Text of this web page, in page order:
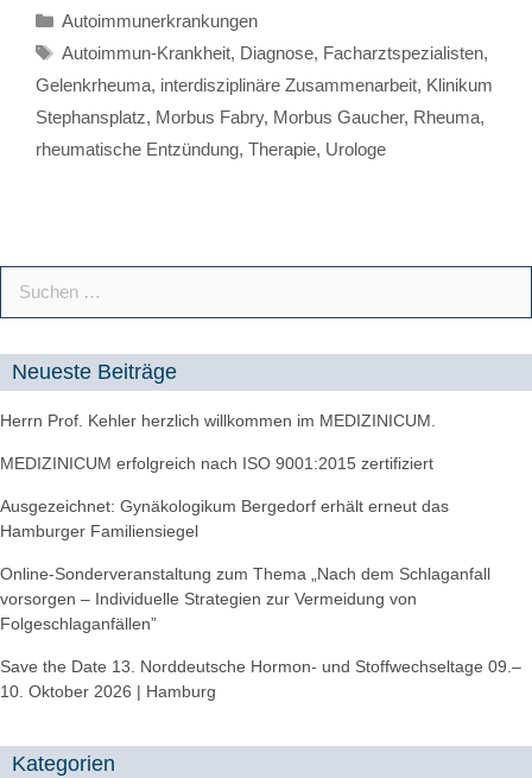
Autoimmunerkrankungen
Autoimmun-Krankheit, Diagnose, Facharztspezialisten,
Gelenkrheuma, interdisziplinäre Zusammenarbeit, Klinikum
Stephansplatz, Morbus Fabry, Morbus Gaucher, Rheuma,
rheumatische Entzündung, Therapie, Urologe
Neueste Beiträge
Herrn Prof. Kehler herzlich willkommen im MEDIZINICUM.
MEDIZINICUM erfolgreich nach ISO 9001:2015 zertifiziert
Ausgezeichnet: Gynäkologikum Bergedorf erhält erneut das
Hamburger Familiensiegel
Online-Sonderveranstaltung zum Thema „Nach dem Schlaganfall
vorsorgen – Individuelle Strategien zur Vermeidung von
Folgeschlaganfällen”
Save the Date 13. Norddeutsche Hormon- und Stoffwechseltage 09.–
10. Oktober 2026 | Hamburg
Kategorien